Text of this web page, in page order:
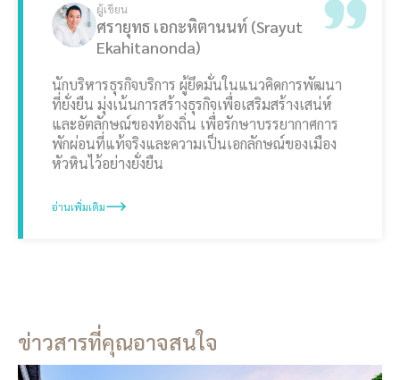
ผู้เขียน
ศรายุทธ เอกะหิตานนท์ (Srayut
Ekahitanonda)
นักบริหารธุรกิจบริการ ผู้ยึดมั่นในแนวคิดการพัฒนา
ที่ยั่งยืน มุ่งเน้นการสร้างธุรกิจเพื่อเสริมสร้างเสน่ห์
และอัตลักษณ์ของท้องถิ่น เพื่อรักษาบรรยากาศการ
พักผ่อนที่แท้จริงและความเป็นเอกลักษณ์ของเมือง
หัวหินไว้อย่างยั่งยืน
อ่านเพิ่มเติม
ข่าวสารที่คุณอาจสนใจ